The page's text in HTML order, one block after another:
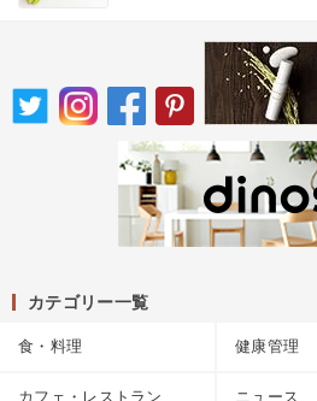
カテゴリー一覧
食・料理 健康管理
カフェ・レストラン ニュース